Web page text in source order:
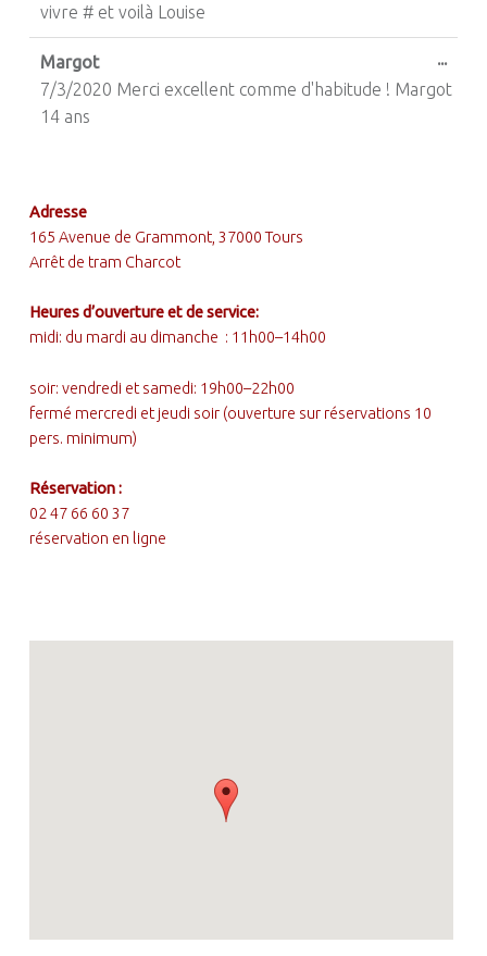
vivre # et voilà Louise
Margot
7/3/2020 Merci excellent comme d'habitude ! Margot
14 ans
...
FOOTER SIDEBAR
Adresse
165 Avenue de Grammont, 37000 Tours
Arrêt de tram Charcot
Heures d’ouverture et de service:
midi: du mardi au dimanche : 11h00–14h00
soir: vendredi et samedi: 19h00–22h00
fermé mercredi et jeudi soir (ouverture sur réservations 10
pers. minimum)
Réservation :
02 47 66 60 37
réservation en ligne